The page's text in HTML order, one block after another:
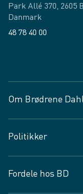
Park Allé 370, 2605
Danmark
48 78 40 00
Om Brødrene
Vagttelefon 30 10 89
Spørgsmål og svar
Job og karriere
Politikker
Privatlivspolitik
Fordele hos BD